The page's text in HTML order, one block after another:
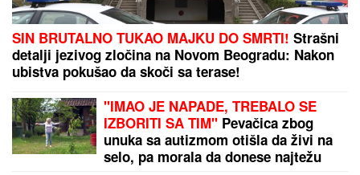
SIN BRUTALNO TUKAO MAJKU DO SMRTI! Strašni
detalji jezivog zločina na Novom Beogradu: Nakon
ubistva pokušao da skoči sa terase!
"IMAO JE NAPADE, TREBALO SE
IZBORITI SA TIM" Pevačica zbog
unuka sa autizmom otišla da živi na
selo, pa morala da donese najtežu